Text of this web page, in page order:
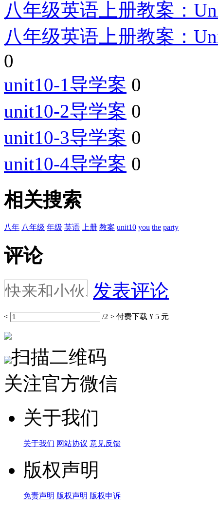
八年级英语上册教案：
八年级英语上册教案：
0
unit10-1导学案 0
unit10-2导学案 0
unit10-3导学案 0
unit10-4导学案 0
相关搜索
八年 八年级 年级 英语 上册 教案 unit10 you the party
评论
发表评论
< /2 > 付费下载 ¥ 5 元
扫描二维码
关注官方微信
关于我们
关于我们 网站协议 意见反馈
版权声明
免责声明 版权声明 版权申诉